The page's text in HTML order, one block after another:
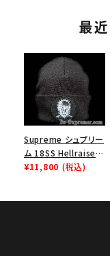
最
Supreme シュプリー
ム 18SS Hellraiser
Beanie ヘルレイザ
¥11,800 (税込)